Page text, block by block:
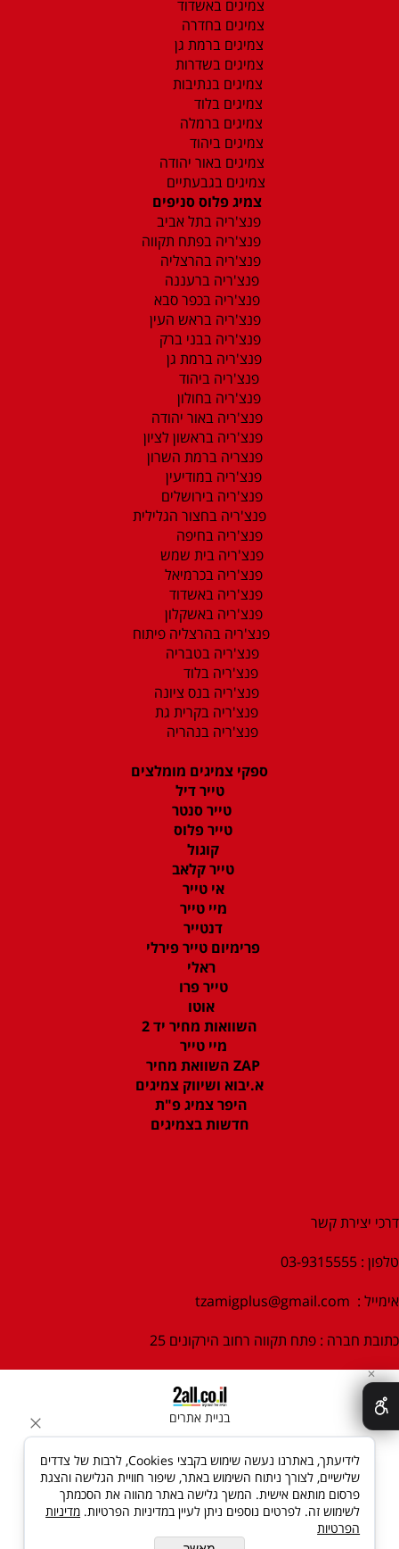
צמיגים באשדוד
צמיגים בחדרה
צמיגים ברמת גן
צמיגים בשדרות
צמיגים בנתיבות
צמיגים בלוד
צמיגים ברמלה
צמיגים ביהוד
צמיגים באור יהודה
צמיגים בגבעתיים
צמיג פלוס סניפים
פנצ'ריה בתל אביב
פנצ'ריה בפתח תקווה
פנצ'ריה בהרצליה
פנצ'ריה ברעננה
פנצ'ריה בכפר סבא
פנצ'ריה בראש העין
פנצ'ריה בבני ברק
פנצ'ריה ברמת גן
פנצ'ריה ביהוד
פנצ'ריה בחולון
פנצ'ריה באור יהודה
פנצ'ריה בראשון לציון
פנצריה ברמת השרון
פנצ'ריה במודיעין
פנצ'ריה בירושלים
פנצ'ריה בחצור הגלילית
פנצ'ריה בחיפה
פנצ'ריה בית שמש
פנצ'ריה בכרמיאל
פנצ'ריה באשדוד
פנצ'ריה באשקלון
פנצ'ריה בהרצליה פיתוח
פנצ'ריה בטבריה
פנצ'ריה בלוד
פנצ'ריה בנס ציונה
פנצ'ריה בקרית גת
פנצ'ריה בנהריה
ספקי צמיגים מומלצים
טייר דיל
טייר סנטר
טייר פלוס
קוגול
טייר קלאב
אי טייר
מיי טייר
דנטייר
פרימיום טייר פירלי
ראלי
טייר פרו
אוטו
השוואות מחיר יד 2
מיי טייר
ZAP השוואת מחיר
א.יבוא ושיווק צמיגים
היפר צמיג פ"ת
חדשות בצמיגים
דרכי יצירת קשר
טלפון : 03-9315555
אימייל : tzamigplus@gmail.com
כתובת חברה : פתח תקווה רחוב הירקונים 25
בניית אתרים
✕
לידיעתך, באתרנו נעשה שימוש בקבצי Cookies, לרבות של צדדים
שלישיים, לצורך ניתוח השימוש באתר, שיפור חוויית הגלישה והצגת
פרסום מותאם אישית. המשך גלישה באתר מהווה את הסכמתך
לשימוש זה. לפרטים נוספים ניתן לעיין במדיניות הפרטיות. מדיניות
הפרטיות